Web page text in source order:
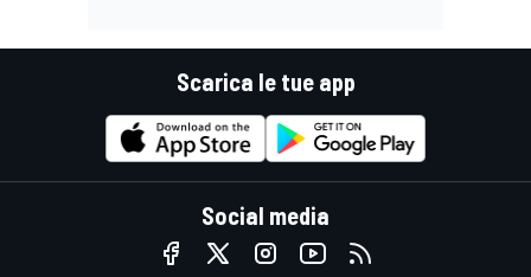
Scarica le tue app
Social media